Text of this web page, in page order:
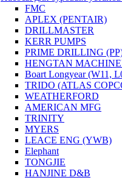
FMC
APLEX (PENTAIR)
DRILLMASTER
KERR PUMPS
PRIME DRILLING
HENGTAN
Boart Longyear (W11,
TRIDO (ATLAS
WEATHERFORD
AMERICAN MFG
TRINITY
MYERS
LEACE ENG (YWB)
Elephant
TONGJIE
HANJINE D&B